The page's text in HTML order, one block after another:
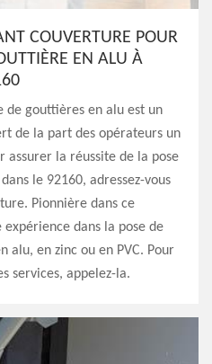
COUVERTURE POUR
EN ALU À
de gouttières en alu est un
de la part des opérateurs un
assurer la réussite de la pose
le 92160, adressez-vous
Pionnière dans ce
dans la pose de
alu, en zinc ou en PVC. Pour
services, appelez-la.